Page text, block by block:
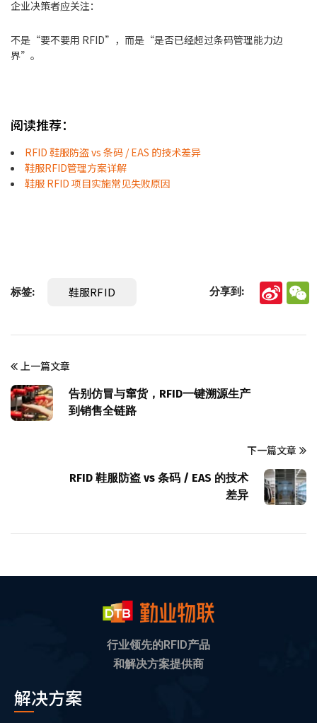
企业决策者应关注：
不是“要不要用 RFID”，而是“是否已经超过条码管理能力边
界”。
阅读推荐：
RFID 鞋服防盗 vs 条码 / EAS 的技术差异
鞋服RFID管理方案详解
鞋服 RFID 项目实施常见失败原因
标签: 鞋服RFID 分享到:
上一篇文章
告别仿冒与窜货，RFID一键溯源生产
到销售全链路
下一篇文章
RFID 鞋服防盗 vs 条码 / EAS 的技术
差异
行业领先的RFID产品
和解决方案提供商
解决方案